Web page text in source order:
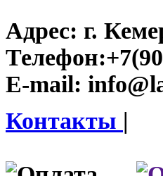
Адрес: г.
Телефон:
E-mail:
Контакты |